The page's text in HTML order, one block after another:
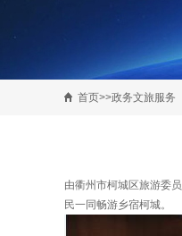
首页>>政务文旅服务
由衢州市柯城区旅游委
民一同畅游乡宿柯城。